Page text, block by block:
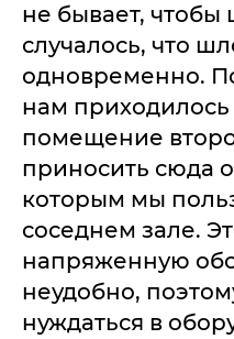
не бывает, чтобы
случалось, что
одновременно.
нам приходилось
помещение
приносить сюда
которым мы
соседнем зале.
напряженную
неудобно,
нуждаться в